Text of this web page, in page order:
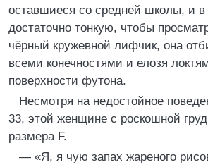
оставшиеся со средней школы, и в
достаточно тонкую, чтобы
чёрный кружевной лифчик, она
всеми конечностями и елозя
поверхности футона.
Несмотря на недостойное
33, этой женщине с роскошной
размера F.
— «Я, я чую запах жареного